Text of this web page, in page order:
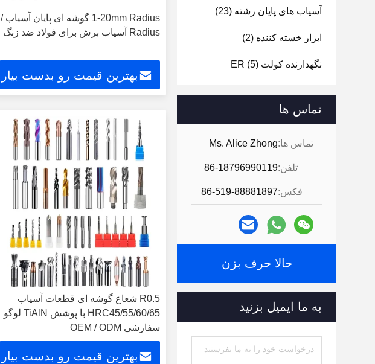
آسیاب های پایان رشته (23)
ابزار خسته کننده (2)
نگهدارنده کولت ER (5)
تماس ها
تماس ها:Ms. Alice Zhong
تلفن:86-18796990119
فکس:86-519-88881897
حالا حرف بزن
به ما ایمیل بزنید
1-20mm Radius گوشه ای پایان آسیاب /
Radius آسیاب برش برای فولاد ضد زنگ
بهترین قیمت رو بدست بیار
R0.5 شعاع گوشه ای قطعات آسیاب
HRC45/55/60/65 با پوشش TiAlN لوگو
سفارشی OEM / ODM
بهترین قیمت رو بدست بیار